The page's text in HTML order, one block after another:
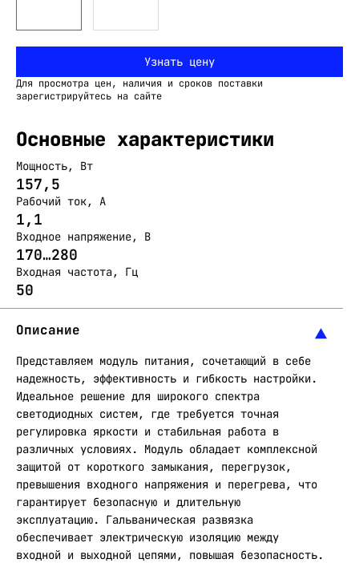
Узнать цену
Для просмотра цен, наличия и сроков поставки
зарегистрируйтесь на сайте
Основные характеристики
Мощность, Вт
157,5
Рабочий ток, А
1,1
Входное напряжение, В
170…280
Входная частота, Гц
50
Описание
Представляем модуль питания, сочетающий в себе
надежность, эффективность и гибкость настройки.
Идеальное решение для широкого спектра
светодиодных систем, где требуется точная
регулировка яркости и стабильная работа в
различных условиях. Модуль обладает комплексной
защитой от короткого замыкания, перегрузок,
превышения входного напряжения и перегрева, что
гарантирует безопасную и длительную
эксплуатацию. Гальваническая развязка
обеспечивает электрическую изоляцию между
входной и выходной цепями, повышая безопасность.